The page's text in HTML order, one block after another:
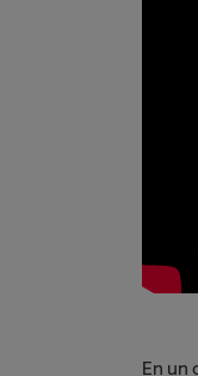
En un